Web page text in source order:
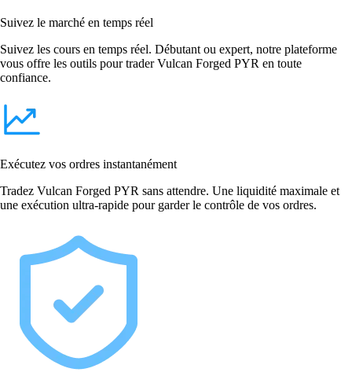
Suivez le marché en temps réel
Suivez les cours en temps réel. Débutant ou expert, notre plateforme
vous offre les outils pour trader Vulcan Forged PYR en toute
confiance.
Exécutez vos ordres instantanément
Tradez Vulcan Forged PYR sans attendre. Une liquidité maximale et
une exécution ultra-rapide pour garder le contrôle de vos ordres.